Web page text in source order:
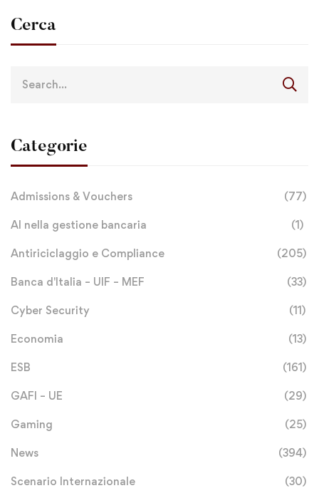
Cerca
Categorie
Admissions & Vouchers (77)
AI nella gestione bancaria (1)
Antiriciclaggio e Compliance (205)
Banca d'Italia – UIF – MEF (33)
Cyber Security (11)
Economia (13)
ESB (161)
GAFI – UE (29)
Gaming (25)
News (394)
Scenario Internazionale (30)